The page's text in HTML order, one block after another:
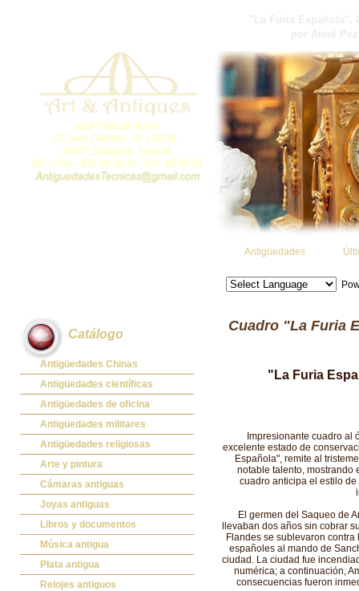
Antigüedades
Catálogo
Antigüedades Chinas
Antigüedades Chinas
Antigüedades científicas
Antigüedades científicas
Antigüedades de oficina
Máquinas de escribir antiguas
Calculadoras antiguas
Teléfonos y Telégrafos antiguos
Antigüedades militares
Espadas antiguas
Medallas y condecoraciones
Cascos militares
Otros artículos militares
Antigüedades religiosas
Antigüedades religiosas
Arte y pintura
Pintura antigua
Pintura contemporánea
Grabados antiguos y mapas
Cámaras antiguas
Cámaras antiguas
Joyas antiguas
Joyas antiguas
Libros y documentos
Libros antiguos
Fotografia antigua
Publicaciones antiguas
Música antigua
Gramófonos antiguos
Cajas de música antiguas
Plata antigua
Plata antigua
Relojes antiguos
Cuadro "La Furia
"La Furia
Impresionante cuadro al
excelente estado de
Española", remite al
notable talento, mostrando
cuadro anticipa el estilo
El germen del Saqueo de
llevaban dos años sin cobrar
Flandes se sublevaron
españoles al mando de
ciudad. La ciudad fue
numérica; a continuación,
consecuencias fueron